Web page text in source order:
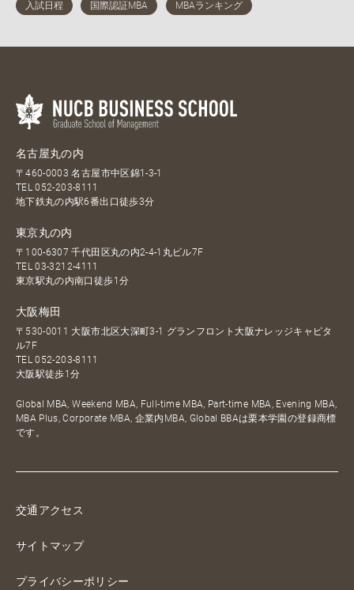
名古屋丸の内
〒460-0003 名古屋市中区錦1-3-1
TEL052-203-8111
地下鉄丸の内駅6番出口徒歩3分
東京丸の内
〒100-6307 千代田区丸の内2-4-1丸ビル7F
TEL03-3212-4111
東京駅丸の内南口徒歩1分
大阪梅田
〒530-0011 大阪市北区大深町3-1 グランフロント大阪ナレッジキャピタ
ル7F
TEL052-203-8111
大阪駅徒歩1分
Global MBA, Weekend MBA, Full-time MBA, Part-time MBA, Evening MBA,
MBA Plus, Corporate MBA, 企業内MBA, Global BBAは栗本学園の登録商標
です。
交通アクセス
サイトマップ
プライバシーポリシー